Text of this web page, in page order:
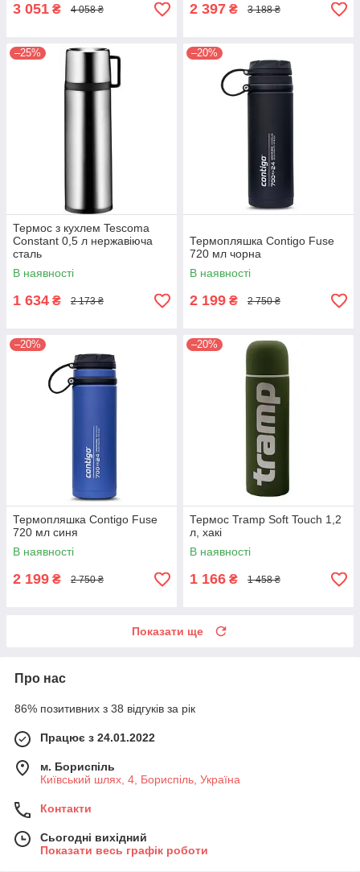
3 051 ₴ 4 058 ₴ 2 397 ₴ 3 188 ₴
–25%
Термос з кухлем Tescoma
Constant 0,5 л нержавіюча
сталь
В наявності
1 634 ₴ 2 173 ₴
–20%
Термопляшка Contigo Fuse
720 мл чорна
В наявності
2 199 ₴ 2 750 ₴
–20%
Термопляшка Contigo Fuse
720 мл синя
В наявності
2 199 ₴ 2 750 ₴
–20%
Термос Tramp Soft Touch 1,2
л, хакі
В наявності
1 166 ₴ 1 458 ₴
Показати ще
Про нас
86% позитивних з 38 відгуків за рік
Працює з 24.01.2022
м. Бориспіль
Київський шлях, 4, Бориспіль, Україна
Контакти
Сьогодні вихідний
Показати весь графік роботи